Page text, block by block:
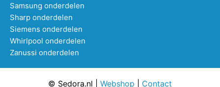
Samsung onderdelen
Sharp onderdelen
Siemens onderdelen
Whirlpool onderdelen
Zanussi onderdelen
© Sedora.nl | Webshop Contact